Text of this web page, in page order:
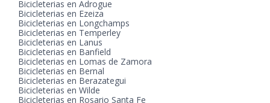
Bicicleterias en Adrogue
Bicicleterias en Ezeiza
Bicicleterias en Longchamps
Bicicleterias en Temperley
Bicicleterias en Lanus
Bicicleterias en Banfield
Bicicleterias en Lomas de Zamora
Bicicleterias en Bernal
Bicicleterias en Berazategui
Bicicleterias en Wilde
Bicicleterias en Rosario Santa Fe